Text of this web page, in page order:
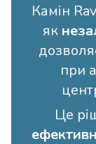
Камін
як
при
Це